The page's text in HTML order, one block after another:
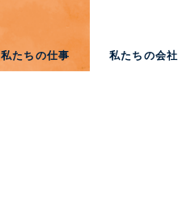
私たちの仕事 私たちの会社